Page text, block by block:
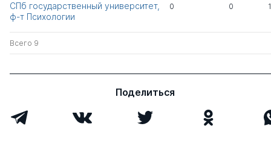
СПб государственный университет,
ф-т Психологии
0 0
Всего 9
Поделиться